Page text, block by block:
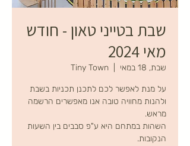
שבת בטייני טאון - חודש
מאי 2024
שבת, 18 במאי Tiny Town
על מנת לאפשר לכם לתכנן תכניות בשבת
ולהנות מחוויה טובה אנו מאפשרים הרשמה
השהות במתחם היא ע"פ סבבים בין השעות
הנקובות.